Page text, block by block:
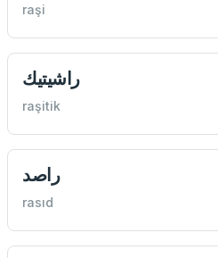
raşi
راشيتيك
raşitik
راصد
rasıd